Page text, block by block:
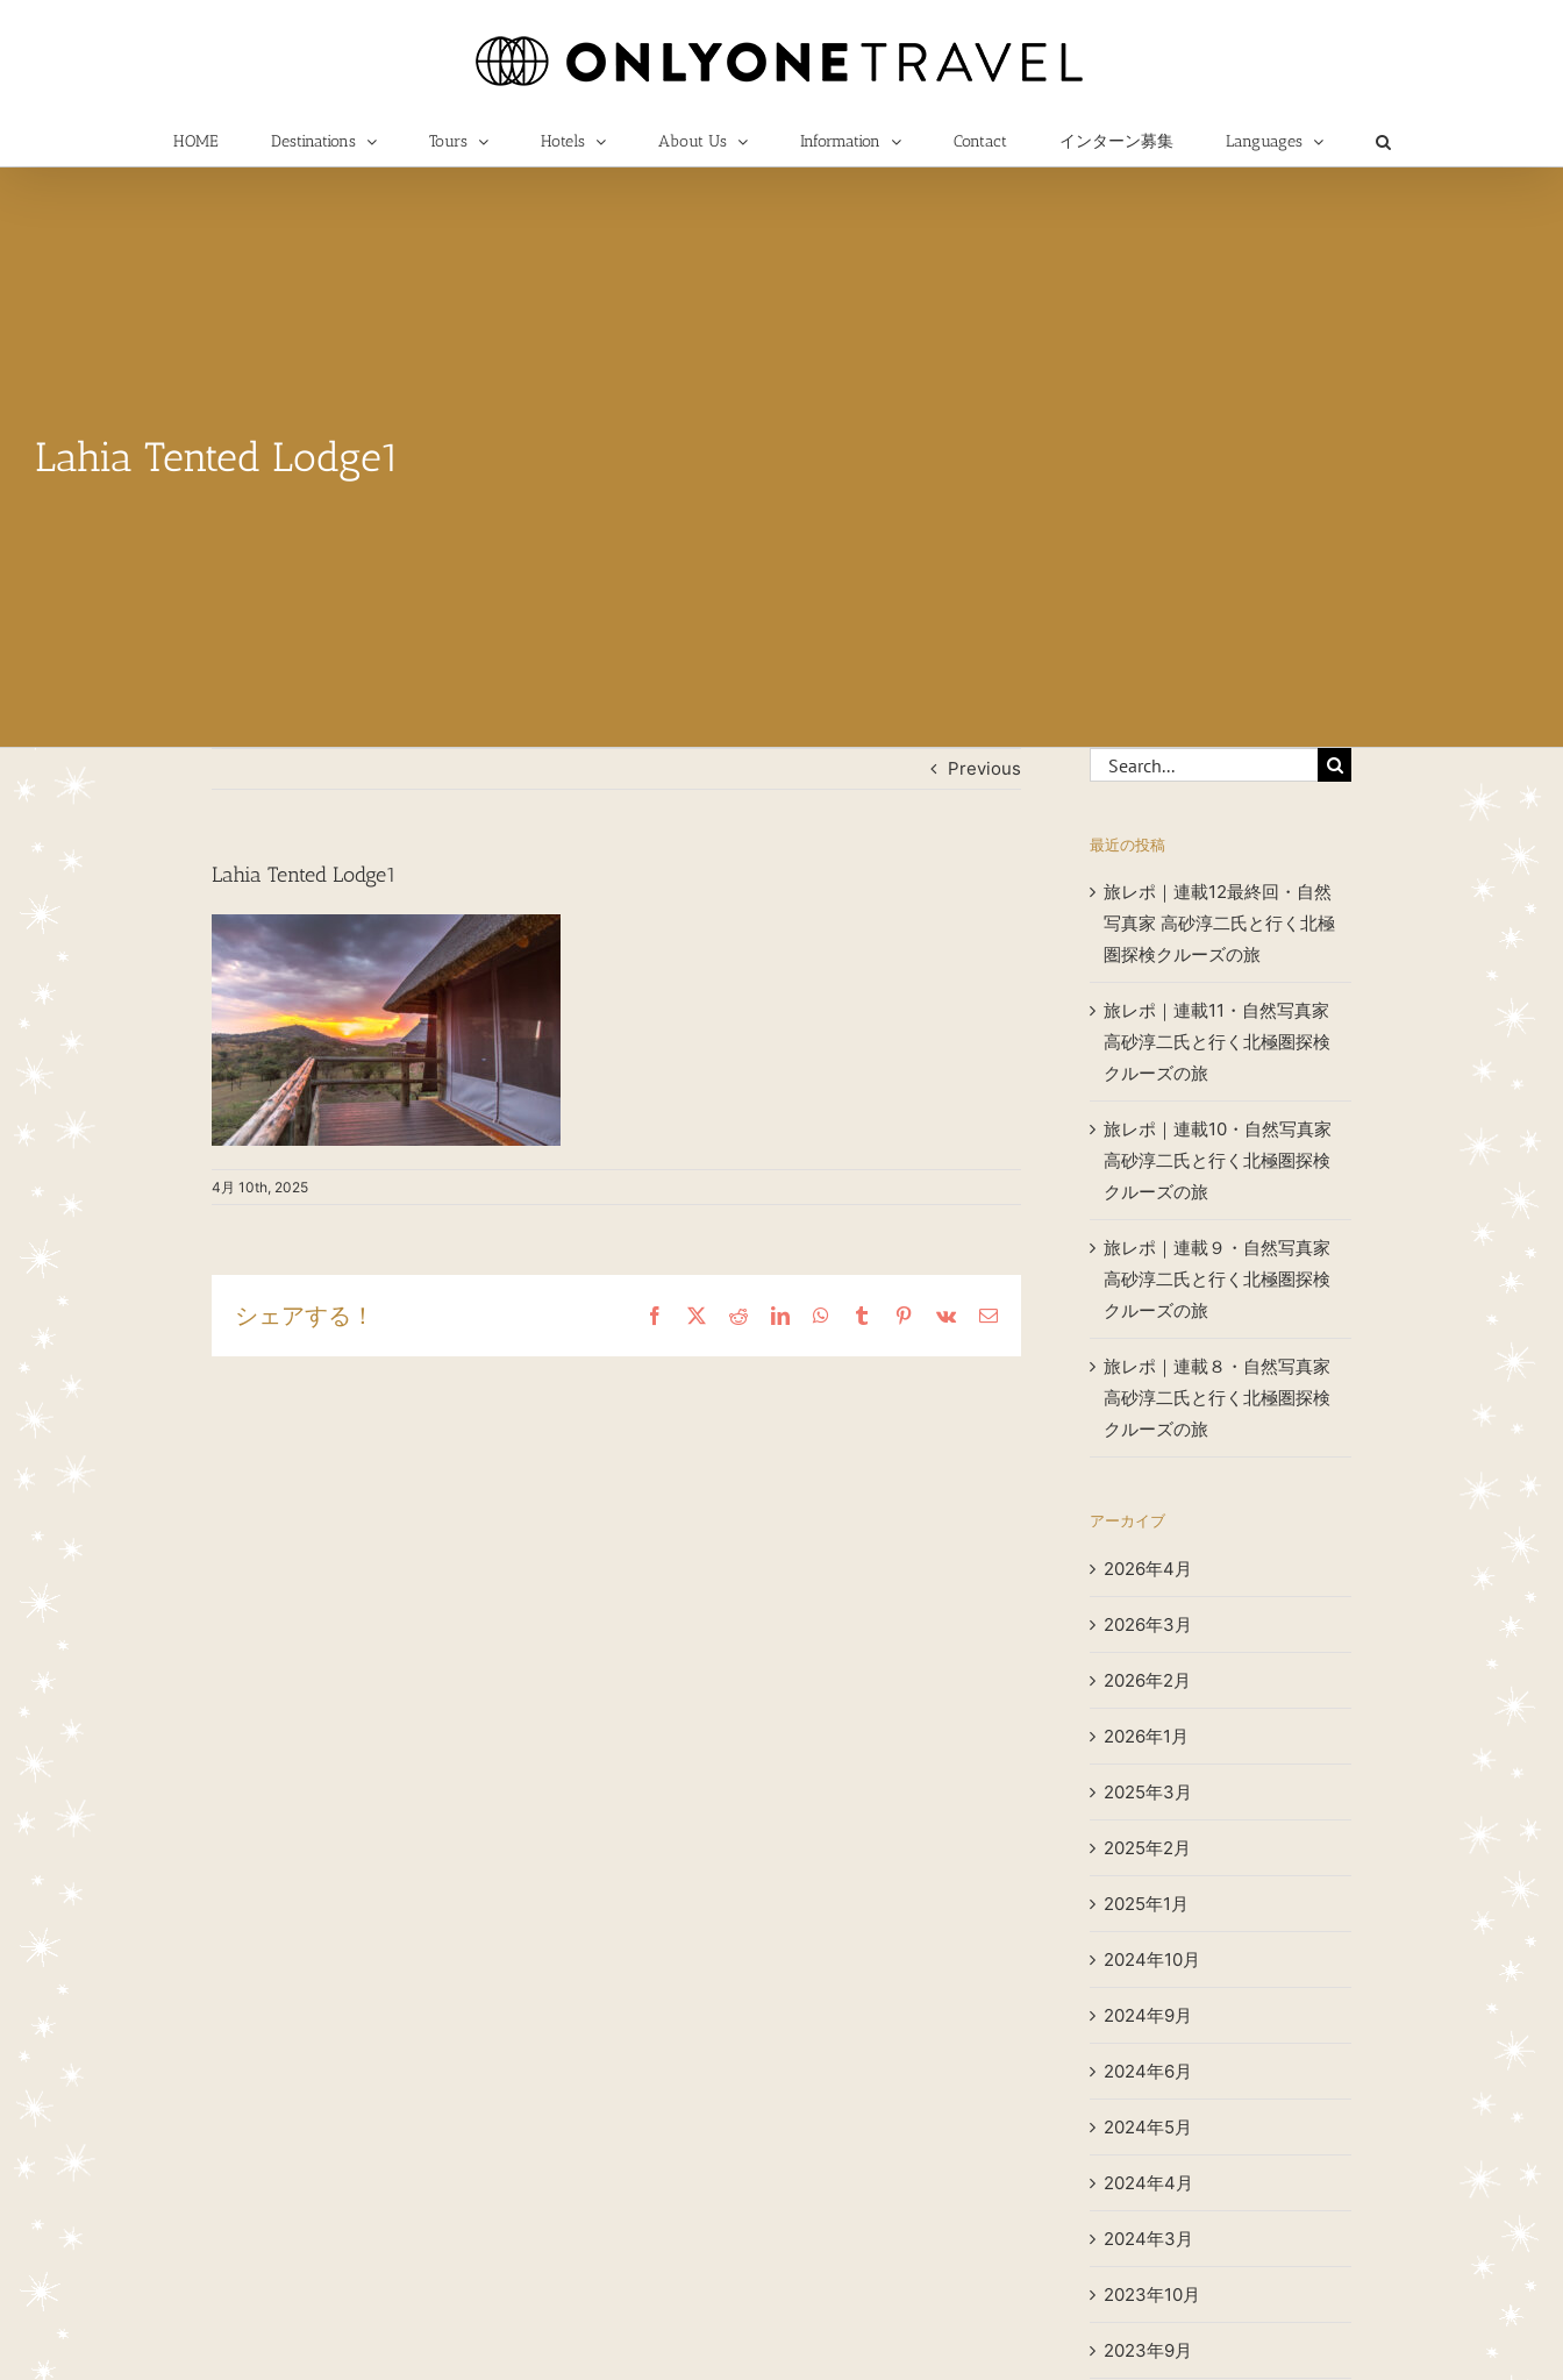
HOME Destinations Tours Hotels About Us Information Contact インターン募集 Languages
Lahia Tented Lodge1
Previous
Lahia Tented Lodge1
4月 10th, 2025
シェアする！ Facebook
X RedditLinkedInWhatsApp
TumblrPinterest
Vk Email
Search
for:
最近の投稿
旅レポ｜連載12最終回・自然
写真家 高砂淳二氏と行く北極
圏探検クルーズの旅
旅レポ｜連載11・自然写真家
高砂淳二氏と行く北極圏探検
クルーズの旅
旅レポ｜連載10・自然写真家
高砂淳二氏と行く北極圏探検
クルーズの旅
旅レポ｜連載９・自然写真家
高砂淳二氏と行く北極圏探検
クルーズの旅
旅レポ｜連載８・自然写真家
高砂淳二氏と行く北極圏探検
クルーズの旅
アーカイブ
2026年4月
2026年3月
2026年2月
2026年1月
2025年3月
2025年2月
2025年1月
2024年10月
2024年9月
2024年6月
2024年5月
2024年4月
2024年3月
2023年10月
2023年9月